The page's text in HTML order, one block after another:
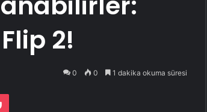
2!
0 0 1 dakika okuma süresi
Pocket